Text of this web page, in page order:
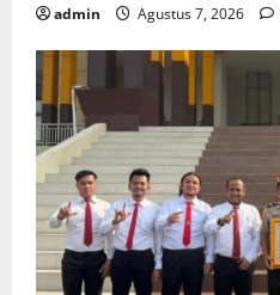
admin Agustus 7, 2026